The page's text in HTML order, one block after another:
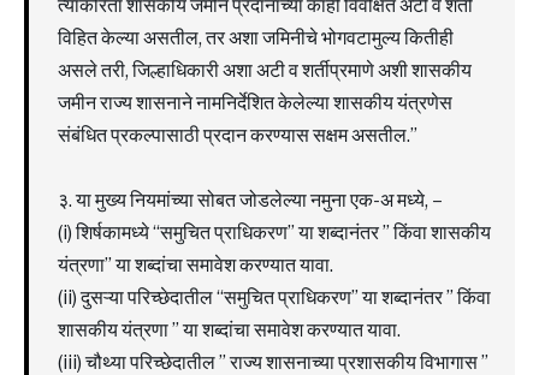
त्याकरिता शासकीय जमीन प्रदानाच्या काही विवक्षित अटी व शर्ती
विहित केल्या असतील, तर अशा जमिनीचे भोगवटामुल्य कितीही
असले तरी, जिल्हाधिकारी अशा अटी व शर्तीप्रमाणे अशी शासकीय
जमीन राज्य शासनाने नामनिर्देशित केलेल्या शासकीय यंत्रणेस
संबंधित प्रकल्पासाठी प्रदान करण्यास सक्षम असतील.”
३. या मुख्य नियमांच्या सोबत जोडलेल्या नमुना एक-अ मध्ये, –
(i) शिर्षकामध्ये “समुचित प्राधिकरण” या शब्दानंतर ” किंवा शासकीय
यंत्रणा” या शब्दांचा समावेश करण्यात यावा.
(ii) दुसऱ्या परिच्छेदातील “समुचित प्राधिकरण” या शब्दानंतर ” किंवा
शासकीय यंत्रणा ” या शब्दांचा समावेश करण्यात यावा.
(iii) चौथ्या परिच्छेदातील ” राज्य शासनाच्या प्रशासकीय विभागास ”